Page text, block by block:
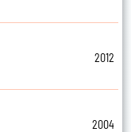
2012
2004